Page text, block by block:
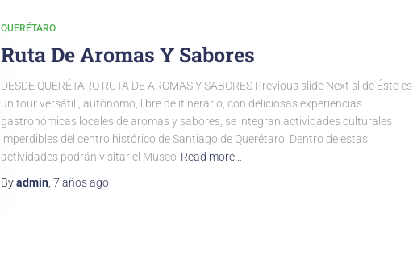
QUERÉTARO
Ruta De Aromas Y Sabores
DESDE QUERÉTARO RUTA DE AROMAS Y SABORES Previous slide Next slide Éste es
un tour versátil , autónomo, libre de itinerario, con deliciosas experiencias
gastronómicas locales de aromas y sabores, se integran actividades culturales
imperdibles del centro histórico de Santiago de Querétaro. Dentro de estas
actividades podrán visitar el Museo Read more…
Byadmin,7 añosago